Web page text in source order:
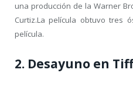
una producción de la Warner
Curtiz.La película obtuvo tres
película.
2. Desayuno en